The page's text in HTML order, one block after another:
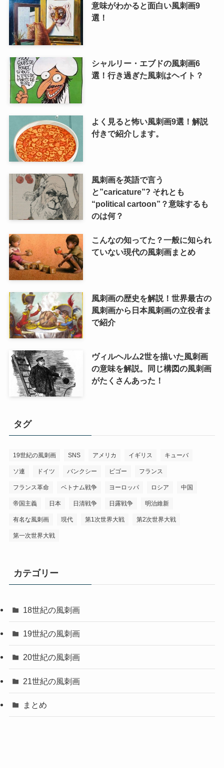
意味がわかると面白い風刺画9
選！
シャルリー・エブドの風刺画6
選！行き過ぎた風刺はヘイト？
よく見ると怖い風刺画9選！解説
付きで紹介します。
風刺画を英語で言う
と”caricature”? それとも
“political cartoon”？意味するも
のは何？
こんなの知ってた？一般に知られ
ていない現代の風刺画まとめ
風刺画の歴史を解説！世界最古の
風刺画から日本風刺画の立役者ま
で紹介
ヴィルヘルム2世を描いた風刺画
の意味を解説。同じ構図の風刺画
がたくさんあった！
タグ
19世紀の風刺画 SNS アメリカ イギリス キューバ
ソ連 ドイツ バンクシー ビゴー フランス
フランス革命 ベトナム戦争 ヨーロッパ ロシア 中国
帝国主義 日本 日清戦争 日露戦争 明治維新
有名な風刺画 現代 第1次世界大戦 第2次世界大戦
第一次世界大戦
カテゴリー
18世紀の風刺画
19世紀の風刺画
20世紀の風刺画
21世紀の風刺画
まとめ